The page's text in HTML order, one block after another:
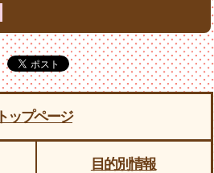
トップページ
目的別情報